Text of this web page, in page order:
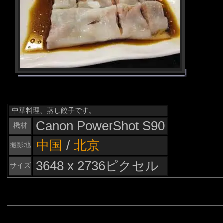
中華料理、蒸し餃子です。
機材
Canon PowerShot S90
撮影地 中国 / 北京
サイズ 3648 x 2736ピクセル